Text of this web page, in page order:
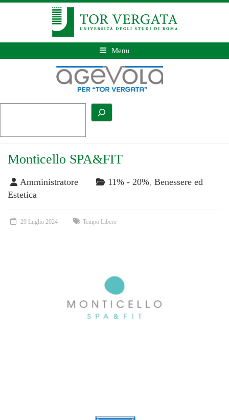
Menu
Monticello SPA&FIT
Amministratore 11% - 20%, Benessere ed
Estetica
29 Luglio 2024 Tempo Libero